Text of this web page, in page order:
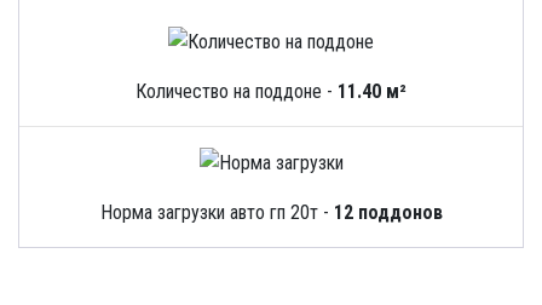
Количество на поддоне - 11.40 м²
Норма загрузки авто гп 20т - 12 поддонов